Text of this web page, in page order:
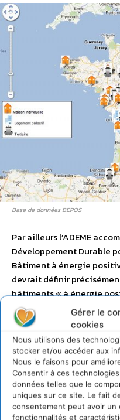
Gérer le
cookies
Nous utilisons des
stocker et/ou accéder aux
Nous le faisons pour
Consentir à ces
données telles que le
uniques sur ce site. Le fait
consentement peut avoir
fonctionnalités et
Base de données BEPOS
Par ailleurs l’ADEME
Développement Durable
Bâtiment à énergie
devrait définir
bâtiments « à énergie
Construire et
consommation
43% de l’énergie finale
émissions nationales de
bâtiment. On estime